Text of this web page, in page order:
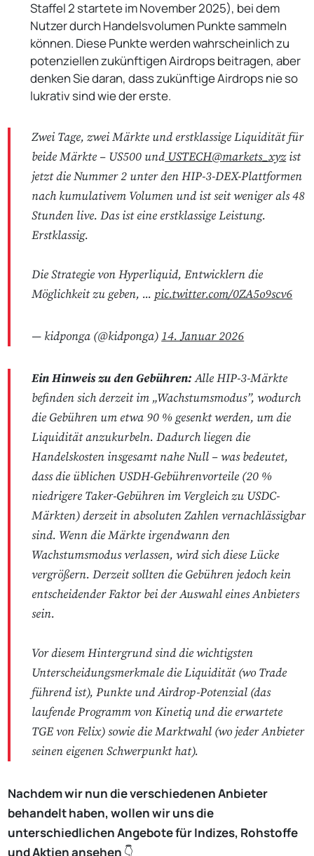
Staffel 2 startete im November 2025), bei dem
Nutzer durch Handelsvolumen Punkte sammeln
können. Diese Punkte werden wahrscheinlich zu
potenziellen zukünftigen Airdrops beitragen, aber
denken Sie daran, dass zukünftige Airdrops nie so
lukrativ sind wie der erste.
Zwei Tage, zwei Märkte und erstklassige Liquidität für
beide Märkte – US500 und USTECH@markets_xyzist
jetzt die Nummer 2 unter den HIP-3-DEX-Plattformen
nach kumulativem Volumen und ist seit weniger als 48
Stunden live. Das ist eine erstklassige Leistung.
Erstklassig.
Die Strategie von Hyperliquid, Entwicklern die
Möglichkeit zu geben, ... pic.twitter.com/0ZA5o9scv6
— kidponga (@kidponga) 14. Januar 2026
Ein Hinweis zu den Gebühren: Alle HIP-3-Märkte
befinden sich derzeit im „Wachstumsmodus”, wodurch
die Gebühren um etwa 90 % gesenkt werden, um die
Liquidität anzukurbeln. Dadurch liegen die
Handelskosten insgesamt nahe Null – was bedeutet,
dass die üblichen USDH-Gebührenvorteile (20 %
niedrigere Taker-Gebühren im Vergleich zu USDC-
Märkten) derzeit in absoluten Zahlen vernachlässigbar
sind. Wenn die Märkte irgendwann den
Wachstumsmodus verlassen, wird sich diese Lücke
vergrößern. Derzeit sollten die Gebühren jedoch kein
entscheidender Faktor bei der Auswahl eines Anbieters
sein.
Vor diesem Hintergrund sind die wichtigsten
Unterscheidungsmerkmale die Liquidität (wo Trade
führend ist), Punkte und Airdrop-Potenzial (das
laufende Programm von Kinetiq und die erwartete
TGE von Felix) sowie die Marktwahl (wo jeder Anbieter
seinen eigenen Schwerpunkt hat).
Nachdem wir nun die verschiedenen Anbieter
behandelt haben, wollen wir uns die
unterschiedlichen Angebote für Indizes, Rohstoffe
und Aktien ansehen 👇